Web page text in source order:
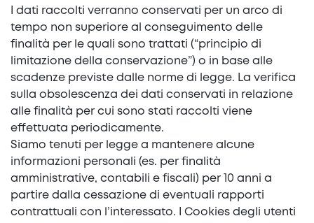
I dati raccolti verranno conservati per un arco di
tempo non superiore al conseguimento delle
finalità per le quali sono trattati (“principio di
limitazione della conservazione”) o in base alle
scadenze previste dalle norme di legge. La verifica
sulla obsolescenza dei dati conservati in relazione
alle finalità per cui sono stati raccolti viene
effettuata periodicamente.
Siamo tenuti per legge a mantenere alcune
informazioni personali (es. per finalità
amministrative, contabili e fiscali) per 10 anni a
partire dalla cessazione di eventuali rapporti
contrattuali con l’interessato. I Cookies degli utenti